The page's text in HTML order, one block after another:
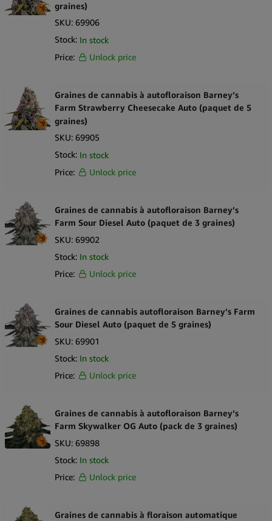
graines)
SKU: 69906
Stock: In stock
Price:
Unlock price
Graines de cannabis à autofloraison Barney’s
Farm Strawberry Cheesecake Auto (paquet de 5
graines)
SKU: 69905
Stock: In stock
Price:
Unlock price
Graines de cannabis à autofloraison Barney’s
Farm Sour Diesel Auto (paquet de 3 graines)
SKU: 69902
Stock: In stock
Price:
Unlock price
Graines de cannabis autofloraison Barney’s Farm
Sour Diesel Auto (paquet de 5 graines)
SKU: 69901
Stock: In stock
Price:
Unlock price
Graines de cannabis à autofloraison Barney’s
Farm Skywalker OG Auto (pack de 3 graines)
SKU: 69898
Stock: In stock
Price:
Unlock price
Graines de cannabis à floraison automatique